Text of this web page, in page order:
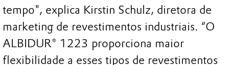
tempo", explica Kirstin Schulz, diretora de
marketing de revestimentos industriais. “O
ALBIDUR® 1223 proporciona maior
flexibilidade a esses tipos de revestimentos